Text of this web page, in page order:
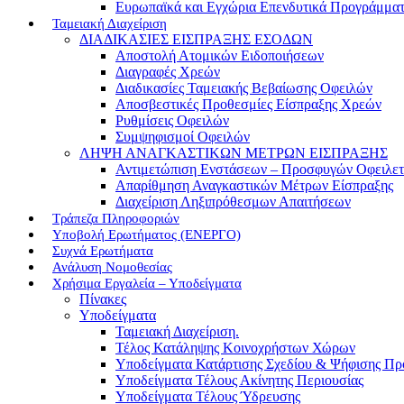
Ευρωπαϊκά και Εγχώρια Επενδυτικά
Ταμειακή Διαχείριση
ΔΙΑΔΙΚΑΣΙΕΣ ΕΙΣΠΡΑΞΗΣ ΕΣΟΔΩΝ
Αποστολή Ατομικών Ειδοποιήσεων
Διαγραφές Χρεών
Διαδικασίες Ταμειακής Βεβαίωσης Οφειλών
Αποσβεστικές Προθεσμίες Είσπραξης Χρεών
Ρυθμίσεις Οφειλών
Συμψηφισμοί Οφειλών
ΛΗΨΗ ΑΝΑΓΚΑΣΤΙΚΩΝ ΜΕΤΡΩΝ ΕΙΣΠΡΑΞΗΣ
Αντιμετώπιση Ενστάσεων – Προσφυγών
Απαρίθμηση Αναγκαστικών Μέτρων Είσπραξης
Διαχείριση Ληξιπρόθεσμων Απαιτήσεων
Τράπεζα Πληροφοριών
Υποβολή Ερωτήματος (ΕΝΕΡΓΟ)
Συχνά Ερωτήματα
Ανάλυση Νομοθεσίας
Χρήσιμα Εργαλεία – Υποδείγματα
Πίνακες
Υποδείγματα
Ταμειακή Διαχείριση.
Τέλος Κατάληψης Κοινοχρήστων Χώρων
Υποδείγματα Κατάρτισης Σχεδίου & Ψήφισης
Υποδείγματα Τέλους Ακίνητης Περιουσίας
Υποδείγματα Τέλους Ύδρευσης